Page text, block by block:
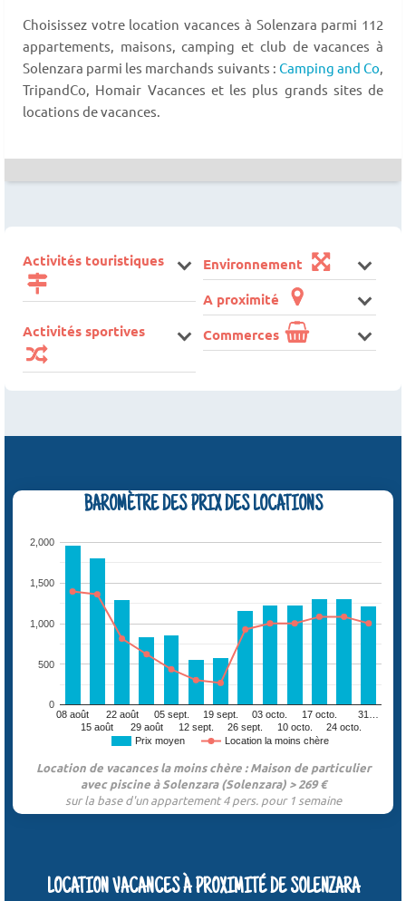
Choisissez votre location vacances à Solenzara parmi 112
appartements, maisons, camping et club de vacances à
Solenzara parmi les marchands suivants : Camping and Co,
TripandCo, Homair Vacances et les plus grands sites de
locations de vacances.
Activités touristiques
Environnement
A proximité
Activités sportives
Commerces
BAROMÈTRE DES PRIX DES LOCATIONS
Prix moyen Location la moins chère
08 août
15 août
22 août
29 août
05 sept.
12 sept.
19 sept.
26 sept.
03 octo.
10 octo.
17 octo.
24 octo.
31…
0
500
1,000
1,500
2,000
Location de vacances la moins chère : Maison de particulier
avec piscine à Solenzara (Solenzara) > 269 €
sur la base d'un appartement 4 pers. pour 1 semaine
LOCATION VACANCES À PROXIMITÉ DE SOLENZARA